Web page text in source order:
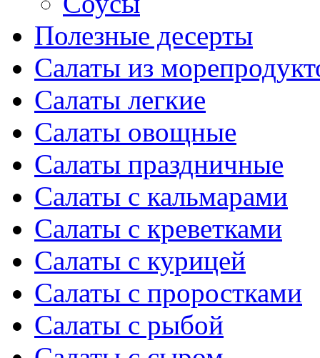
Полезные десерты
Салаты из
Салаты легкие
Салаты овощные
Салаты праздничные
Салаты с кальмарами
Салаты с креветками
Салаты с курицей
Салаты с проростками
Салаты с рыбой